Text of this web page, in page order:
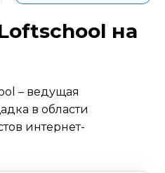
на
– ведущая
в области
интернет-
получают те,